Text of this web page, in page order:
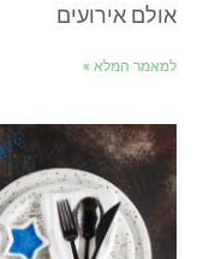
אולם אירועים
למאמר המלא »